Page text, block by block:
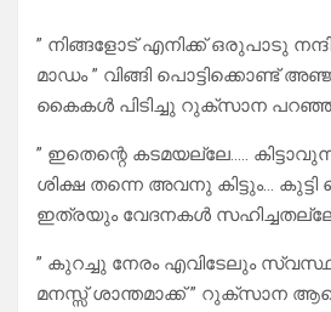
” നിങ്ങളോട് എനിക്ക് ഒരുപാടു
മാഡം ” വിങ്ങി പൊട്ടിക്കൊണ്ട്
കൈകൾ പിടിച്ചു റുക്‌സാന
” ഇതെന്റെ കടമയല്ലേ…..
ശിക്ഷ തന്നെ അവനു കിട്ടും… കുട്ടി
ഇത്രയും വേദനകൾ സഹിച്ചതല്ലേ
” കുറച്ചു നേരം എവിടേലും
മനസ്സ് ശാന്തമാക്ക് ” റുക്‌സാന